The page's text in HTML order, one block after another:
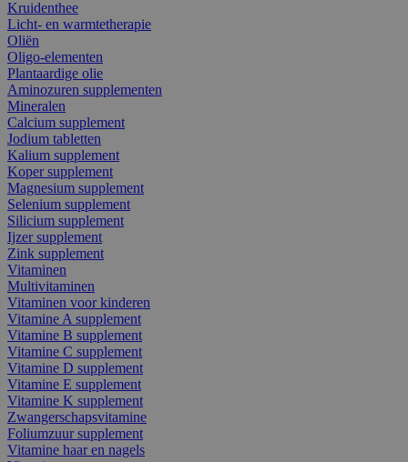
Kruidenthee
Licht- en warmtetherapie
Oliën
Oligo-elementen
Plantaardige olie
Aminozuren supplementen
Mineralen
Calcium supplement
Jodium tabletten
Kalium supplement
Koper supplement
Magnesium supplement
Selenium supplement
Silicium supplement
Ijzer supplement
Zink supplement
Vitaminen
Multivitaminen
Vitaminen voor kinderen
Vitamine A supplement
Vitamine B supplement
Vitamine C supplement
Vitamine D supplement
Vitamine E supplement
Vitamine K supplement
Zwangerschapsvitamine
Foliumzuur supplement
Vitamine haar en nagels